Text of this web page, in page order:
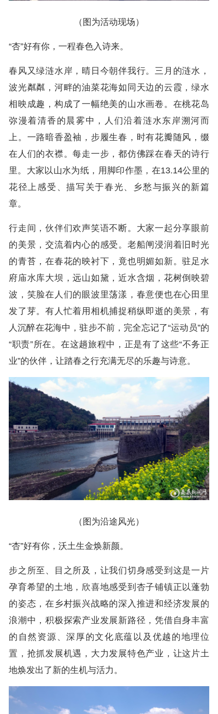
（ 图为活动现场 ）
“杏”好有你，一程春色入诗来。
春风又绿涟水岸，晴日今朝伴我行。三月的涟水，
波光粼粼，河畔的油菜花海如同天边的云霞，绿水
相映成趣，构成了一幅绝美的山水画卷。在桃花岛
弥漫着清香的晨雾中，人们沿着涟水东岸溯河而
上。一路暗香盈袖，步履生春，时有花瓣随风，缀
在人们的衣襟。每走一步，都仿佛踩在春天的诗行
里。大家以山水为纸，用脚印作墨，在13.14公里的
花径上感受、描写关于春光、乡愁与振兴的新篇
章。
行走间，伙伴们欢声笑语不断。大家一起分享眼前
的美景，交流着内心的感受。老船闸浸润着旧时光
的青苔，在春花的映衬下，竟也明媚如新。驻足水
府庙水库大坝，远山如黛，近水含烟，花树倒映碧
波，笑脸在人们的眼波里荡漾，春意便也在心田里
发了芽。有人忙着用相机捕捉稍纵即逝的美景，有
人沉醉在花海中，驻步不前，完全忘记了“运动员”的
“职责”所在。在这趟旅程中，正是有了这些“不务正
业”的伙伴，让踏春之行充满无尽的乐趣与诗意。
（ 图为沿途风光）
“杏”好有你，沃土生金焕新颜。
步之所至、目之所及，让我们切身感受到这是一片
孕育希望的土地，欣喜地感受到杏子铺镇正以蓬勃
的姿态，在乡村振兴战略的深入推进和经济发展的
浪潮中，积极探索产业发展新路径，凭借自身丰富
的自然资源、深厚的文化底蕴以及优越的地理位
置，抢抓发展机遇，大力发展特色产业，让这片土
地焕发出了新的生机与活力。